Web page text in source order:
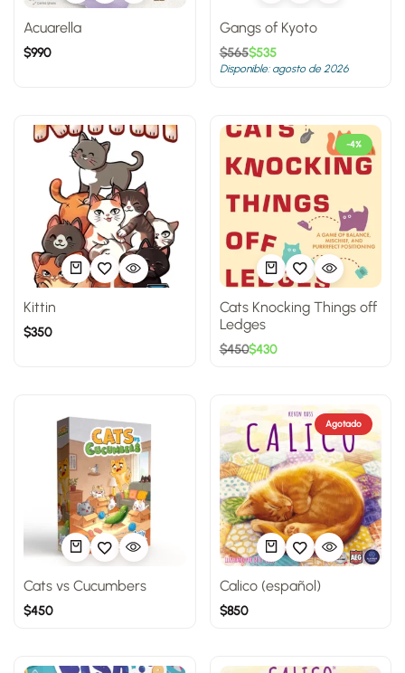
Acuarella
$990
Gangs of Kyoto
$565$535
Disponible: agosto de 2026
Kittin
$350
-4%
Cats Knocking Things off
Ledges
$450$430
Cats vs Cucumbers
$450
Agotado
Calico (español)
$850